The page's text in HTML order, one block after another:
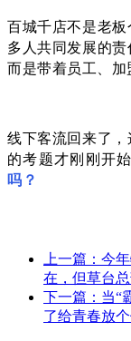
百城千店不是老
多人共同发展的
而是带着员工、加
线下客流回来了
的考题才刚刚开始
吗？
上一篇：今
在，但草台
下一篇：当“
了给青春放